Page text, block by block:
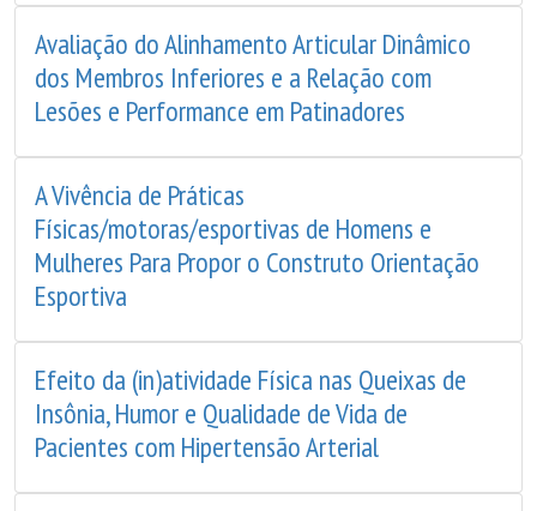
Avaliação do Alinhamento Articular Dinâmico
dos Membros Inferiores e a Relação com
Lesões e Performance em Patinadores
A Vivência de Práticas
Físicas/motoras/esportivas de Homens e
Mulheres Para Propor o Construto Orientação
Esportiva
Efeito da (in)atividade Física nas Queixas de
Insônia, Humor e Qualidade de Vida de
Pacientes com Hipertensão Arterial